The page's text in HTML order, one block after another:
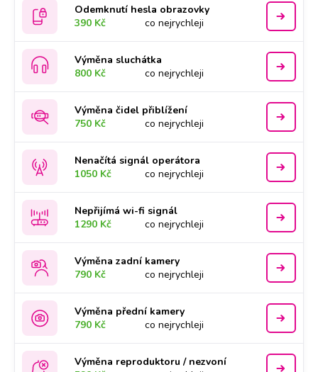
Odemknutí hesla obrazovky
390 Kč
co nejrychleji
Výměna sluchátka
800 Kč
co nejrychleji
Výměna čidel přiblížení
750 Kč
co nejrychleji
Nenačítá signál operátora
1050 Kč
co nejrychleji
Nepřijímá wi-fi signál
1290 Kč
co nejrychleji
Výměna zadní kamery
790 Kč
co nejrychleji
Výměna přední kamery
790 Kč
co nejrychleji
Výměna reproduktoru / nezvoní